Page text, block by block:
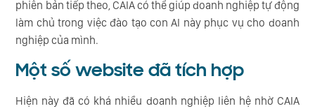
phiên bản tiếp theo, CAIA có thể giúp doanh nghiệp tự động
làm chủ trong việc đào tạo con AI này phục vụ cho doanh
nghiệp của mình.
Một số website đã tích hợp
Hiện này đã có khá nhiều doanh nghiệp liên hệ nhờ CAIA